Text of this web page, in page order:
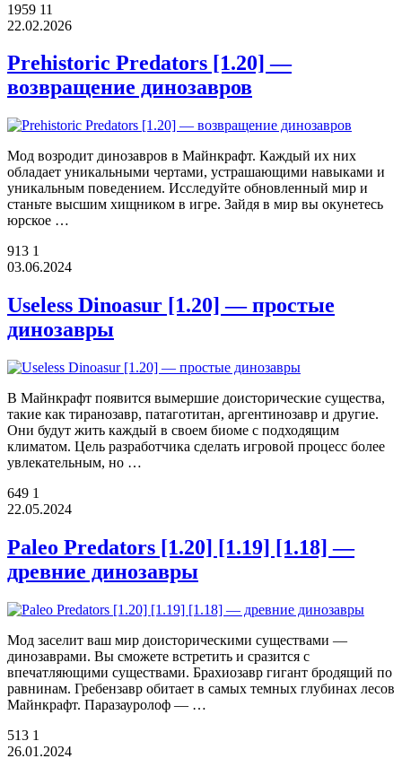
1959 11
22.02.2026
Prehistoric Predators [1.20] —
возвращение динозавров
Мод возродит динозавров в Майнкрафт. Каждый их них
обладает уникальными чертами, устрашающими навыками и
уникальным поведением. Исследуйте обновленный мир и
станьте высшим хищником в игре. Зайдя в мир вы окунетесь
юрское …
913 1
03.06.2024
Useless Dinoasur [1.20] — простые
динозавры
В Майнкрафт появится вымершие доисторические существа,
такие как тиранозавр, патаготитан, аргентинозавр и другие.
Они будут жить каждый в своем биоме с подходящим
климатом. Цель разработчика сделать игровой процесс более
увлекательным, но …
649 1
22.05.2024
Paleo Predators [1.20] [1.19] [1.18] —
древние динозавры
Мод заселит ваш мир доисторическими существами —
динозаврами. Вы сможете встретить и сразится с
впечатляющими существами. Брахиозавр гигант бродящий по
равнинам. Гребензавр обитает в самых темных глубинах лесов
Майнкрафт. Паразауролоф — …
513 1
26.01.2024